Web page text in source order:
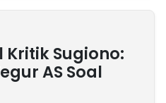
Kritik Sugiono:
AS Soal